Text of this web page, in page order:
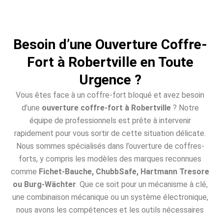
Besoin d’une Ouverture Coffre-
Fort à Robertville en Toute
Urgence ?
Vous êtes face à un coffre-fort bloqué et avez besoin
d’une ouverture coffre-fort à Robertville? Notre
équipe de professionnels est prête à intervenir
rapidement pour vous sortir de cette situation délicate.
Nous sommes spécialisés dans l’ouverture de coffres-
forts, y compris les modèles des marques reconnues
comme Fichet-Bauche, ChubbSafe, Hartmann Tresore
ou Burg-Wächter . Que ce soit pour un mécanisme à clé,
une combinaison mécanique ou un système électronique,
nous avons les compétences et les outils nécessaires